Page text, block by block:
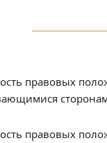
правовых
правовых